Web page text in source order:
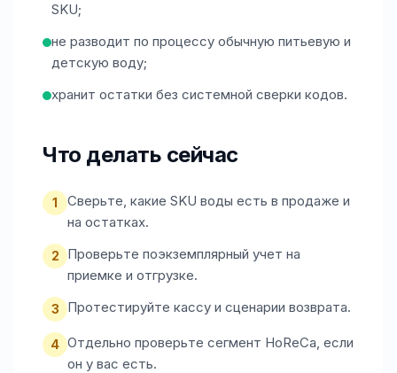
SKU;
не разводит по процессу обычную питьевую и
детскую воду;
хранит остатки без системной сверки кодов.
Что делать сейчас
1
Сверьте, какие SKU воды есть в продаже и
на остатках.
2
Проверьте поэкземплярный учет на
приемке и отгрузке.
3 Протестируйте кассу и сценарии возврата.
4 Отдельно проверьте сегмент HoReCa, если
он у вас есть.